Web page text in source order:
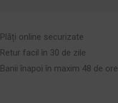
Plăți online securizate
Retur facil în 30 de zile
Banii înapoi în maxim 48 de ore